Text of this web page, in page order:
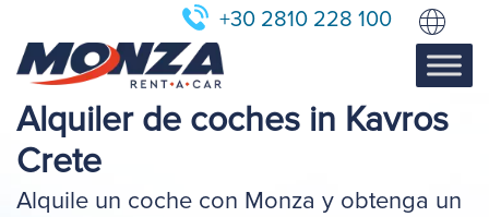
+30 2810 228 100
Alquiler de coches in Kavros
Crete
Alquile un coche con Monza y obtenga un